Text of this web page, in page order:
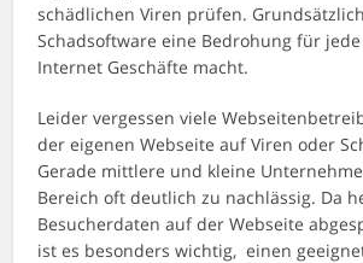
schädlichen Viren prüfen.
Schadsoftware eine Bedrohung für
Internet Geschäfte macht.
Leider vergessen viele
der eigenen Webseite auf Viren oder
Gerade mittlere und kleine
Bereich oft deutlich zu nachlässig. Da
Besucherdaten auf der Webseite
ist es besonders wichtig, einen